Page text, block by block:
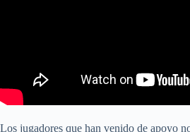
Los jugadores que han venido de apoyo